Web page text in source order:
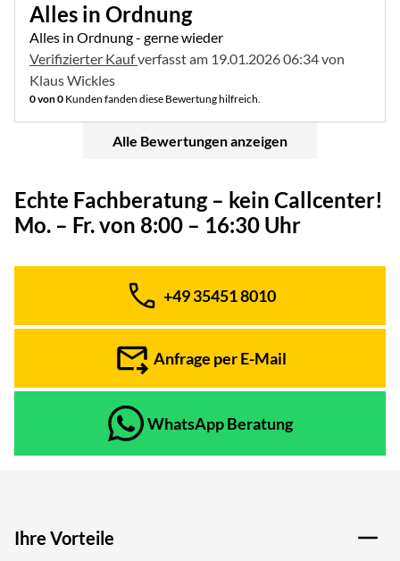
Alles in Ordnung
Alles in Ordnung - gerne wieder
Verifizierter Kaufverfasst am 19.01.2026 06:34 von
Klaus Wickles
0 von 0 Kunden fanden diese Bewertung hilfreich.
Alle Bewertungen anzeigen
Echte Fachberatung – kein Callcenter!
Mo. – Fr. von 8:00 – 16:30 Uhr
Telefon:
+49 35451 8010
Anfrage per E-Mail
WhatsApp Beratung
Ihre Vorteile